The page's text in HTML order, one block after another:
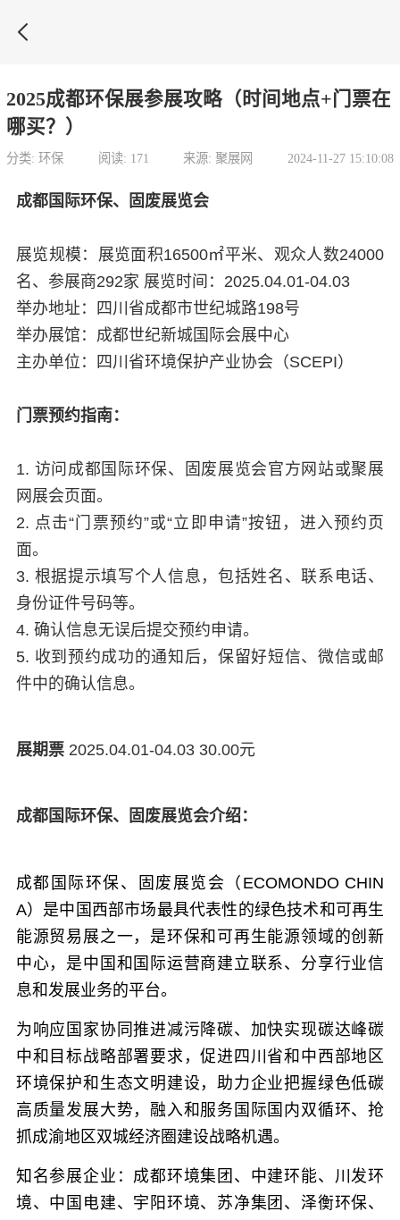

2025成都环保展参展攻略（时间地点+门票在
哪买？）
分类: 环保 阅读: 171 来源: 聚展网 2024-11-27 15:10:08
成都国际环保、固废展览会
展览规模：展览面积16500㎡平米、观众人数24000
名、参展商292家 展览时间：2025.04.01-04.03
举办地址：四川省成都市世纪城路198号
举办展馆：成都世纪新城国际会展中心
主办单位：四川省环境保护产业协会（SCEPI）
门票预约指南：
1. 访问成都国际环保、固废展览会官方网站或聚展
网展会页面。
2. 点击“门票预约”或“立即申请”按钮，进入预约页
面。
3. 根据提示填写个人信息，包括姓名、联系电话、
身份证件号码等。
4. 确认信息无误后提交预约申请。
5. 收到预约成功的通知后，保留好短信、微信或邮
件中的确认信息。
展期票2025.04.01-04.03 30.00元
成都国际环保、固废展览会介绍：
成都国际环保、固废展览会（ECOMONDO CHIN
A）是中国西部市场最具代表性的绿色技术和可再生
能源贸易展之一，是环保和可再生能源领域的创新
中心，是中国和国际运营商建立联系、分享行业信
息和发展业务的平台。
为响应国家协同推进减污降碳、加快实现碳达峰碳
中和目标战略部署要求，促进四川省和中西部地区
环境保护和生态文明建设，助力企业把握绿色低碳
高质量发展大势，融入和服务国际国内双循环、抢
抓成渝地区双城经济圈建设战略机遇。
知名参展企业： 成都环境集团、中建环能、川发环
境、中国电建、宇阳环境、苏净集团、泽衡环保、